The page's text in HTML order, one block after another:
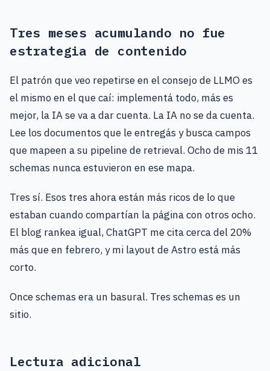
Tres meses acumulando no fue
estrategia de contenido
El patrón que veo repetirse en el consejo de LLMO es
el mismo en el que caí: implementá todo, más es
mejor, la IA se va a dar cuenta. La IA no se da cuenta.
Lee los documentos que le entregás y busca campos
que mapeen a su pipeline de retrieval. Ocho de mis 11
schemas nunca estuvieron en ese mapa.
Tres sí. Esos tres ahora están más ricos de lo que
estaban cuando compartían la página con otros ocho.
El blog rankea igual, ChatGPT me cita cerca del 20%
más que en febrero, y mi layout de Astro está más
corto.
Once schemas era un basural. Tres schemas es un
sitio.
Lectura adicional